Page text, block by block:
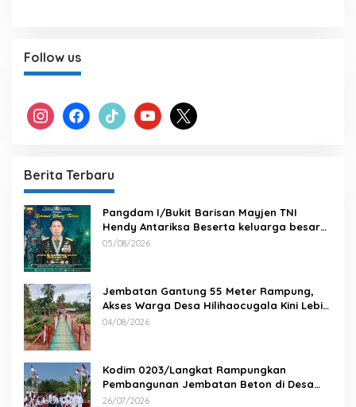
Follow us
instagram facebook tiktok youtube x
Berita Terbaru
Pangdam I/Bukit Barisan Mayjen TNI
Hendy Antariksa Beserta keluarga besar
Kodam I/BB Mengucapkan : Selamat Ulang
05/08/2026
Jembatan Gantung 55 Meter Rampung,
Akses Warga Desa Hilihaocugala Kini Lebih
Aman
04/08/2026
Kodim 0203/Langkat Rampungkan
Pembangunan Jembatan Beton di Desa
Paluh Manis
26/07/2026